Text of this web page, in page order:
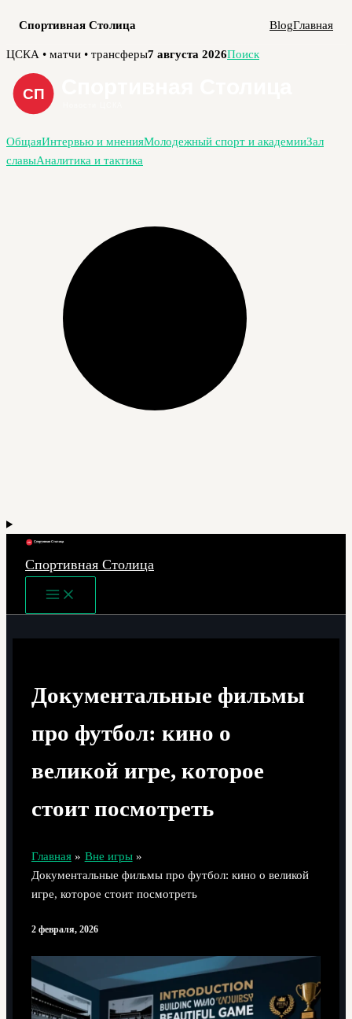
Спортивная Столица BlogГлавная
Перейти
содержимому
ЦСКА • матчи • трансферы7 августа 2026Поиск
ОбщаяИнтервью и мненияМолодежный спорт и академииЗал
славыАналитика и тактика
Спортивная Столица
Main
Menu
Документальные фильмы
про футбол: кино о
великой игре, которое
стоит посмотреть
Главная
Вне игры
Документальные фильмы про футбол: кино о великой
игре, которое стоит посмотреть
2 февраля, 2026